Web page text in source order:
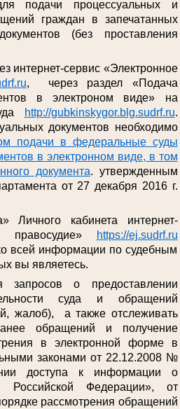
подачи процессуальных и
граждан в запечатанных
(без проставления
интернет-сервис «Электронное
, через раздел «Подача
в электроном виде» на
http://gubkinskygor.blg.sudrf.ru.
документов необходимо
подачи в федеральные суды
в электронном виде, в том
документа. утвержденным
от 27 декабря 2016 г.
Личного кабинета интернет-
правосудие»
https://ej.sudrf.ru
всей информации по судебным
вы являетесь.
запросов о предоставлении
суда и обращений
жалоб), а также отслеживать
обращений и получение
в электронной форме в
законами от 22.12.2008 №
доступа к информации о
Российской Федерации», от
рассмотрения обращений